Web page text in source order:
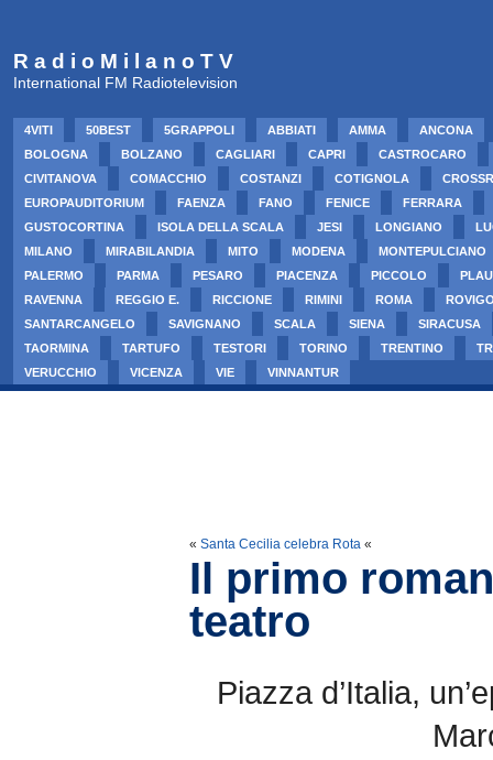
R a d i o M i l a n o T V
International FM Radiotelevision
4VITI 50BEST 5GRAPPOLI ABBIATI AMMA
ANCONA
BOLOGNA
BOLZANO CAGLIARI CAPRI
CASTROCARO
CIVITANOVA
COMACCHIO COSTANZI COTIGNOLA
EUROPAUDITORIUM
FAENZA FANO FENICE
FERRARA
GUSTOCORTINA
ISOLA DELLA SCALA JESI LONGIANO
MILANO
MIRABILANDIA MITO MODENA
MONTEPULCIANO
PALERMO
PARMA PESARO PIACENZA PICCOLO
RAVENNA
REGGIO E. RICCIONE RIMINI ROMA
SANTARCANGELO
SAVIGNANO SCALA SIENA
SIRACUSA
TAORMINA
TARTUFO TESTORI TORINO TRENTINO
VERUCCHIO
VICENZA VIE VINNANTUR
« Santa Cecilia celebra Rota «
Il primo
teatro
Piazza d’Italia,